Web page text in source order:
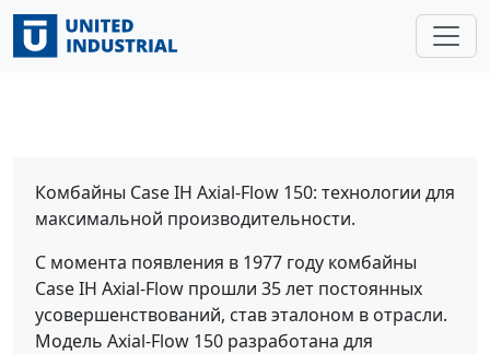
Главная /Техника
Case IH
Case IH Axial-Flow 150
Комбайны Case IH Axial-Flow 150: технологии для
максимальной производительности.
С момента появления в 1977 году комбайны
Case IH Axial-Flow прошли 35 лет постоянных
усовершенствований, став эталоном в отрасли.
Модель Axial-Flow 150 разработана для